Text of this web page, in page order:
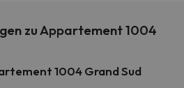
zu Appartement 1004
1004 Grand Sud